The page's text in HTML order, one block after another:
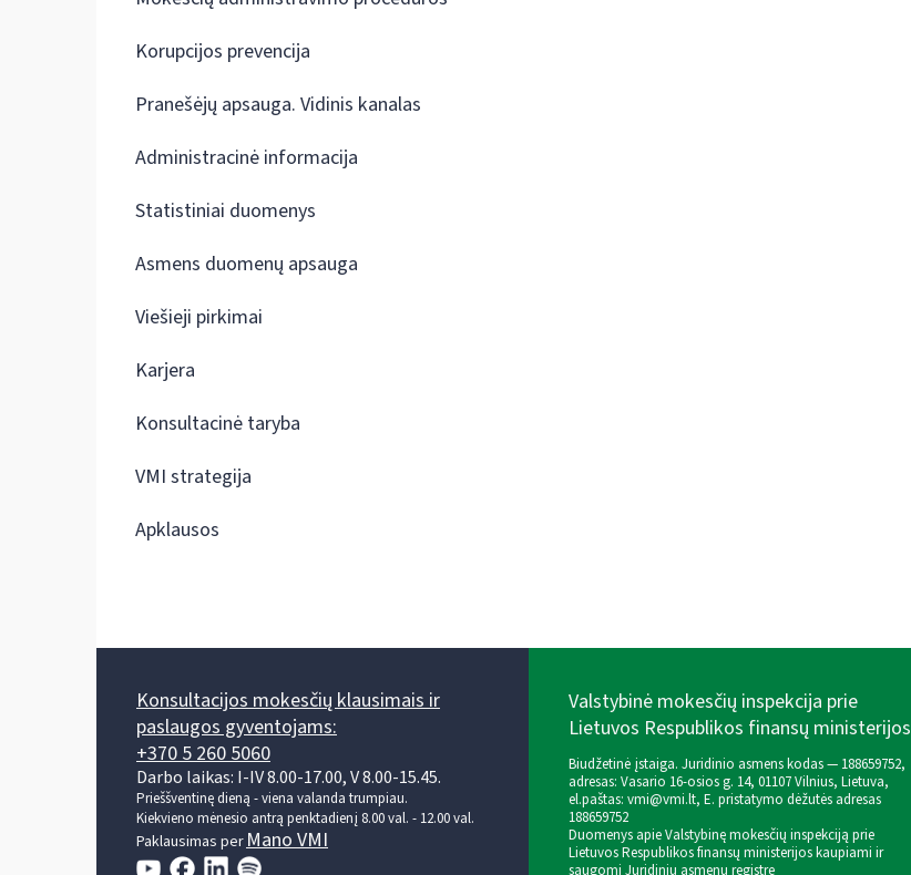
Korupcijos prevencija
Pranešėjų apsauga. Vidinis kanalas
Administracinė informacija
Statistiniai duomenys
Asmens duomenų apsauga
Viešieji pirkimai
Karjera
Konsultacinė taryba
VMI strategija
Apklausos
Konsultacijos mokesčių klausimais ir
paslaugos gyventojams:
+370 5 260 5060
Darbo laikas: I-IV 8.00-17.00, V 8.00-15.45.
Prieššventinę dieną - viena valanda trumpiau.
Kiekvieno mėnesio antrą penktadienį 8.00 val. - 12.00 val.
Paklausimas perMano VMI
Valstybinė mokesčių inspekcija prie
Lietuvos Respublikos finansų ministerijos
Biudžetinė įstaiga. Juridinio asmens kodas — 188659752,
adresas: Vasario 16-osios g. 14, 01107 Vilnius, Lietuva,
el.paštas: vmi@vmi.lt, E. pristatymo dėžutės adresas
188659752
Duomenys apie Valstybinę mokesčių inspekciją prie
Lietuvos Respublikos finansų ministerijos kaupiami ir
saugomi Juridinių asmenų registre